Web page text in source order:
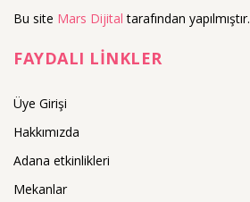
Bu site Mars Dijital tarafından yapılmıştır.
FAYDALI LİNKLER
Üye Girişi
Hakkımızda
Adana etkinlikleri
Mekanlar